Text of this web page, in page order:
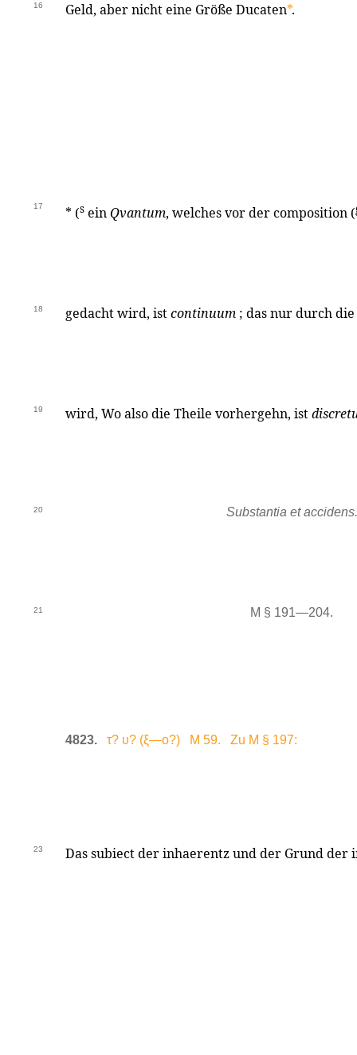
16 Geld, aber nicht eine Größe Ducaten*.
17 * (s einQvantum, welches vor der composition (
18 gedacht wird, istcontinuum ; das nur durch
19 wird, Wo also die Theile vorhergehn, ist
20 Substantia et accidens.
21 M § 191—204.
4823. τ? υ? (ξ—ο?) M 59. Zu M § 197:
23 Das subiect der inhaerentz und der Grund der